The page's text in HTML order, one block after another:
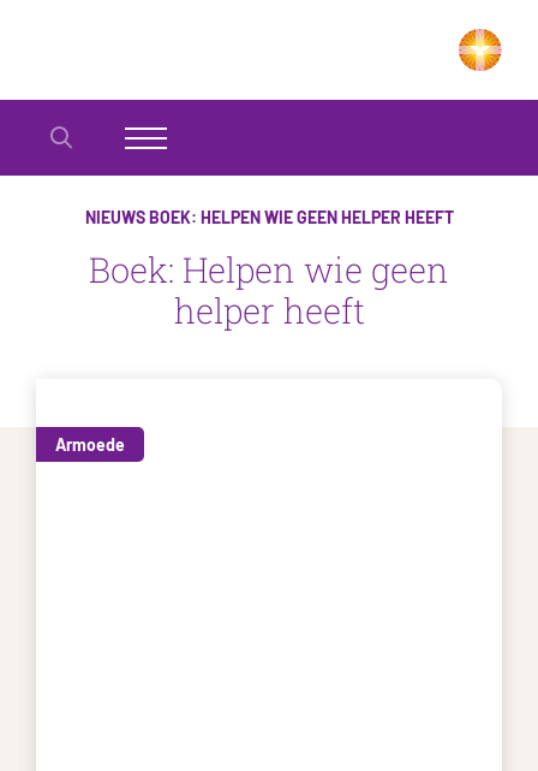
NIEUWS BOEK: HELPEN WIE GEEN HELPER HEEFT
Boek: Helpen wie geen
helper heeft
Armoede